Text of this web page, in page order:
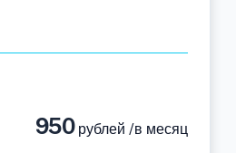
950рублей /в месяц